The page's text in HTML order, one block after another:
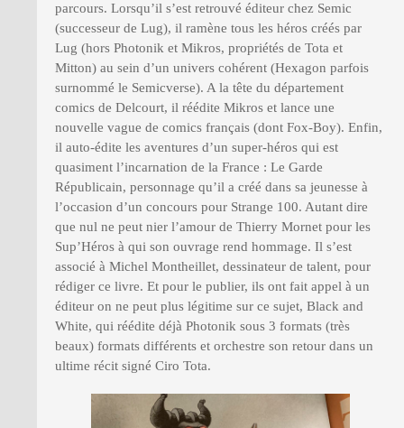
parcours. Lorsqu’il s’est retrouvé éditeur chez Semic
(successeur de Lug), il ramène tous les héros créés par
Lug (hors Photonik et Mikros, propriétés de Tota et
Mitton) au sein d’un univers cohérent (Hexagon parfois
surnommé le Semicverse). A la tête du département
comics de Delcourt, il réédite Mikros et lance une
nouvelle vague de comics français (dont Fox-Boy). Enfin,
il auto-édite les aventures d’un super-héros qui est
quasiment l’incarnation de la France : Le Garde
Républicain, personnage qu’il a créé dans sa jeunesse à
l’occasion d’un concours pour Strange 100. Autant dire
que nul ne peut nier l’amour de Thierry Mornet pour les
Sup’Héros à qui son ouvrage rend hommage. Il s’est
associé à Michel Montheillet, dessinateur de talent, pour
rédiger ce livre. Et pour le publier, ils ont fait appel à un
éditeur on ne peut plus légitime sur ce sujet, Black and
White, qui réédite déjà Photonik sous 3 formats (très
beaux) formats différents et orchestre son retour dans un
ultime récit signé Ciro Tota.